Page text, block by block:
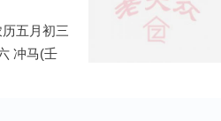
五月初三
冲马(壬